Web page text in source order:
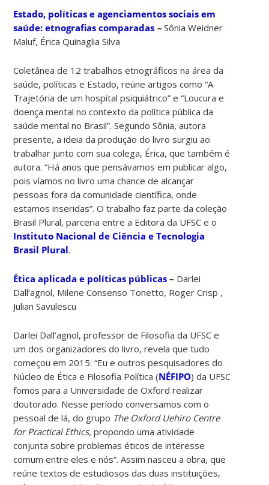
Estado, políticas e agenciamentos sociais em
saúde: etnografias comparadas – Sônia Weidner
Maluf, Érica Quinaglia Silva
Coletânea de 12 trabalhos etnográficos na área da
saúde, políticas e Estado, reúne artigos como “A
Trajetória de um hospital psiquiátrico” e “Loucura e
doença mental no contexto da política pública da
saúde mental no Brasil”. Segundo Sônia, autora
presente, a ideia da produção do livro surgiu ao
trabalhar junto com sua colega, Érica, que também é
autora. “Há anos que pensávamos em publicar algo,
pois víamos no livro uma chance de alcançar
pessoas fora da comunidade científica, onde
estamos inseridas”. O trabalho faz parte da coleção
Brasil Plural, parceria entre a Editora da UFSC e o
Instituto Nacional de Ciência e Tecnologia
Brasil Plural.
Ética aplicada e políticas públicas– Darlei
Dall’agnol, Milene Consenso Tonetto, Roger Crisp ,
Julian Savulescu
Darlei Dall’agnol, professor de Filosofia da UFSC e
um dos organizadores do livro, revela que tudo
começou em 2015: “Eu e outros pesquisadores do
Núcleo de Ética e Filosofia Política (NÉFIPO) da UFSC
fomos para a Universidade de Oxford realizar
doutorado. Nesse período conversamos com o
pessoal de lá, do grupo The Oxford Uehiro Centre
for Practical Ethics,propondo uma atividade
conjunta sobre problemas éticos de interesse
comum entre eles e nós”. Assim nasceu a obra, que
reúne textos de estudiosos das duas instituições,